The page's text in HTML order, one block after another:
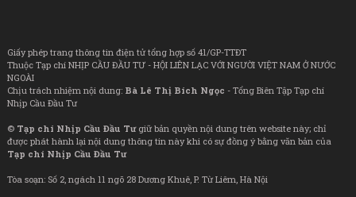
Giấy phép trang thông tin điện tử tổng hợp số 41/GP-TTĐT
Thuộc Tạp chí NHỊP CẦU ĐẦU TƯ - HỘI LIÊN LẠC VỚI NGƯỜI VIỆT NAM Ở NƯỚC
NGOÀI
Chịu trách nhiệm nội dung: Bà Lê Thị Bích Ngọc - Tổng Biên Tập Tạp chí
Nhịp Cầu Đầu Tư
© Tạp chí Nhịp Cầu Đầu Tưgiữ bản quyền nội dung trên website này; chỉ
được phát hành lại nội dung thông tin này khi có sự đồng ý bằng văn bản của
Tạp chí Nhịp Cầu Đầu Tư
Tòa soạn: Số 2, ngách 11 ngõ 28 Dương Khuê, P. Từ Liêm, Hà Nội